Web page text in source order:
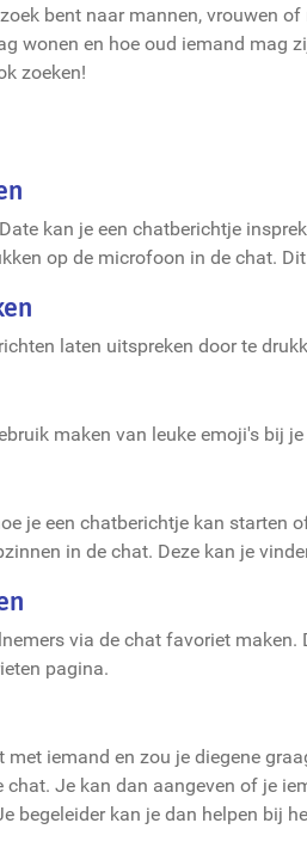
bent naar mannen, vrouwen
wonen en hoe oud iemand mag
zoeken!
kan je een chatberichtje
op de microfoon in de chat.
laten uitspreken door te
maken van leuke emoji's bij
je een chatberichtje kan starten
in de chat. Deze kan je
via de chat favoriet
pagina.
met iemand en zou je diegene
chat. Je kan dan aangeven of je
begeleider kan je dan helpen bij